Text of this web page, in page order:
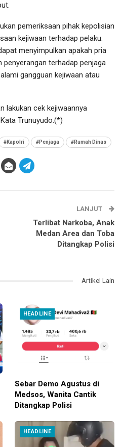
pemeriksaan pihak kepolisian
kejiwaan terhadap pelaku.
menyimpulkan apakah pria
penyerangan terhadap penjaga
gangguan kejiwaan atau
lakukan cek kejiwaannya
Trunuyudo.(*)
#Kapolri #Penjaga #Rumah Dinas
LANJUT
Terlibat Narkoba, Anak
Medan Area dan Toba
Ditangkap Polisi
Artikel Lain
HEADLINE
Sebar Demo Agustus di
Medsos, Wanita Cantik
Ditangkap Polisi
HEADLINE